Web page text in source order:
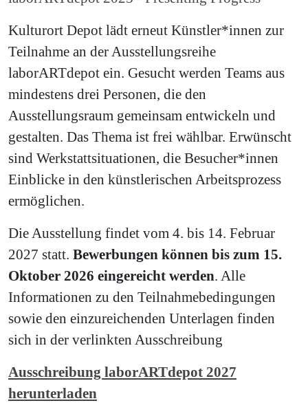
Kulturort Depot lädt erneut Künstler*innen zur
Teilnahme an der Ausstellungsreihe
laborARTdepot ein. Gesucht werden Teams aus
mindestens drei Personen, die den
Ausstellungsraum gemeinsam entwickeln und
gestalten. Das Thema ist frei wählbar. Erwünscht
sind Werkstattsituationen, die Besucher*innen
Einblicke in den künstlerischen Arbeitsprozess
ermöglichen.
Die Ausstellung findet vom 4. bis 14. Februar
2027 statt. Bewerbungen können bis zum 15.
Oktober 2026 eingereicht werden. Alle
Informationen zu den Teilnahmebedingungen
sowie den einzureichenden Unterlagen finden
sich in der verlinkten Ausschreibung
Ausschreibung laborARTdepot 2027
herunterladen